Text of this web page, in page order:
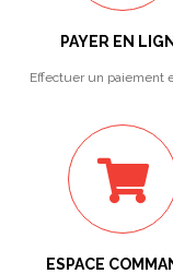
PAYER EN
Effectuer un paiement
ESPACE